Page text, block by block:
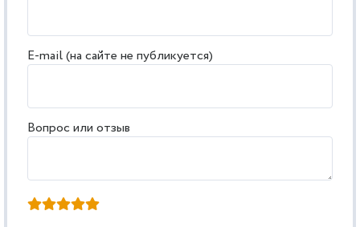
E-mail (на сайте не публикуется)
Вопрос или отзыв